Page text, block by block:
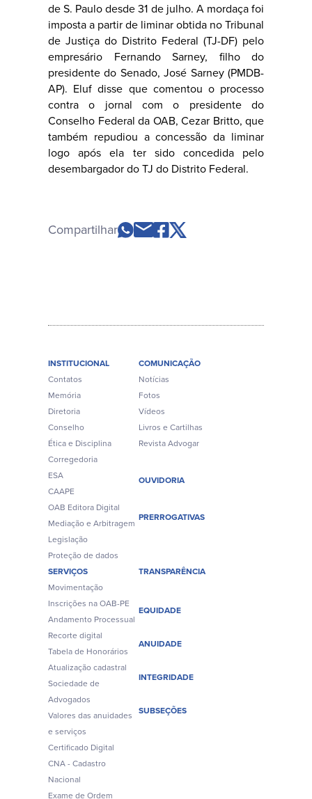
de S. Paulo desde 31 de julho. A mordaça foi
imposta a partir de liminar obtida no Tribunal
de Justiça do Distrito Federal (TJ-DF) pelo
empresário Fernando Sarney, filho do
presidente do Senado, José Sarney (PMDB-
AP). Eluf disse que comentou o processo
contra o jornal com o presidente do
Conselho Federal da OAB, Cezar Britto, que
também repudiou a concessão da liminar
logo após ela ter sido concedida pelo
desembargador do TJ do Distrito Federal.
Compartilhar
INSTITUCIONAL
Contatos
Memória
Diretoria
Conselho
Ética e Disciplina
Corregedoria
ESA
CAAPE
OAB Editora Digital
Mediação e Arbitragem
Legislação
Proteção de dados
COMUNICAÇÃO
Notícias
Fotos
Vídeos
Livros e Cartilhas
Revista Advogar
OUVIDORIA
PRERROGATIVAS
SERVIÇOS
Movimentação
Inscrições na OAB-PE
Andamento Processual
Recorte digital
Tabela de Honorários
Atualização cadastral
Sociedade de
Advogados
Valores das anuidades
e serviços
Certificado Digital
CNA - Cadastro
Nacional
Exame de Ordem
TRANSPARÊNCIA
EQUIDADE
ANUIDADE
INTEGRIDADE
SUBSEÇÕES